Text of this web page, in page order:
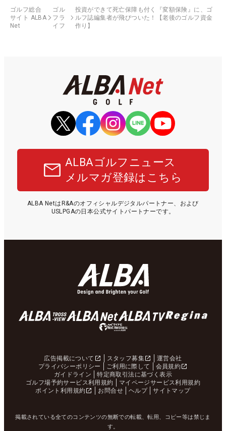
ゴルフ総合
サイト ALBA
Net
ゴル
フラ
イフ
投資ができて死亡保障も付く『変額保険』に、ゴ
ルフ誌編集者が飛びついた！【老後のゴルフ資金
作り】
ALBAゴルフニュース
メルマガ登録はこちら
ALBA NetはR&Aのオフィシャルデジタルパートナー、および
USLPGAの日本公式サイトパートナーです。
広告掲載について スタッフ募集
運営会社
プライバシーポリシー
ご利用に際して
会員規約
ガイドライン
特定商取引法に基づく表示
ゴルフ場予約サービス利用規約
マイページサービス利用規約
ポイント利用規約
お問合せ ヘルプ サイトマップ
掲載されている全てのコンテンツの無断での転載、転用、コピー等は禁じま
す。